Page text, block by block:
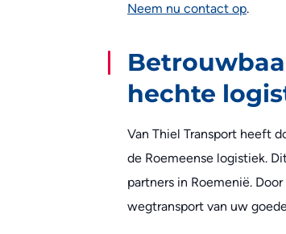
Neem nu contact op.
hechte
Van Thiel Transport heeft
de Roemeense logistiek.
partners in Roemenië.
wegtransport van uw